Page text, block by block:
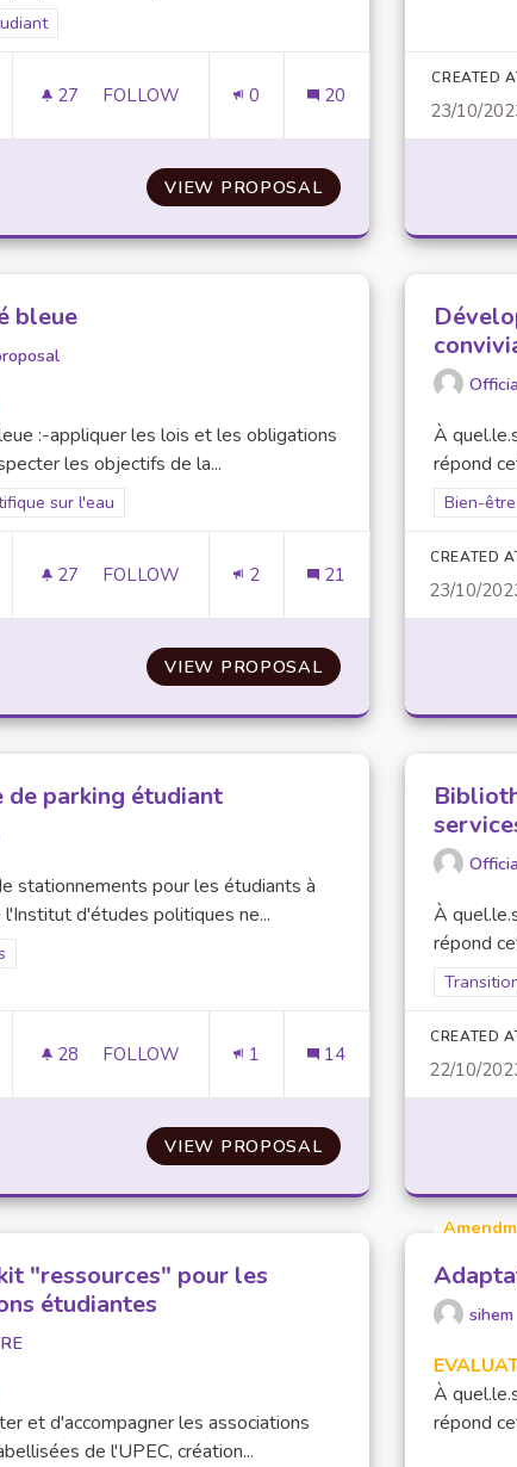
scope: Bien-être étudiant
27 27 FOLLOWERS
FOLLOW
CENTRALISATION ET OPTIMISATION DES SITES
0 20
VIEW PROPOSALCENTRALISATION ET
CREATED
23/10/
bleue
:-appliquer les lois et les obligations
les objectifs de la...
scope: Focus scientifique sur l'eau
sur l'eau
27 27 FOLLOWERS
FOLLOW 2 21
VIEW PROPOSALUNIVERSITÉ BLEUE
À
répond
Filter
Bien-
CREATED
23/10/
de parking étudiant
stationnements pour les étudiants à
d'études politiques ne...
scope: Ville campus
28 28 FOLLOWERS
FOLLOW 1 14
VIEW PROPOSALDEMANDE DE
À
répond
Filter
CREATED
22/10/
"ressources" pour les
étudiantes
et d'accompagner les associations
de l'UPEC, création...
sihem
À
répond